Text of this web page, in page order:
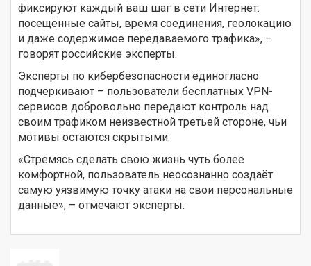
фиксируют каждый ваш шаг в сети Интернет:
посещённые сайты, время соединения, геолокацию
и даже содержимое передаваемого трафика», –
говорят российские эксперты.
Эксперты по кибербезопасности единогласно
подчеркивают – пользователи бесплатных VPN-
сервисов добровольно передают контроль над
своим трафиком неизвестной третьей стороне, чьи
мотивы остаются скрытыми.
«Стремясь сделать свою жизнь чуть более
комфортной, пользователь неосознанно создаёт
самую уязвимую точку атаки на свои персональные
данные», – отмечают эксперты.